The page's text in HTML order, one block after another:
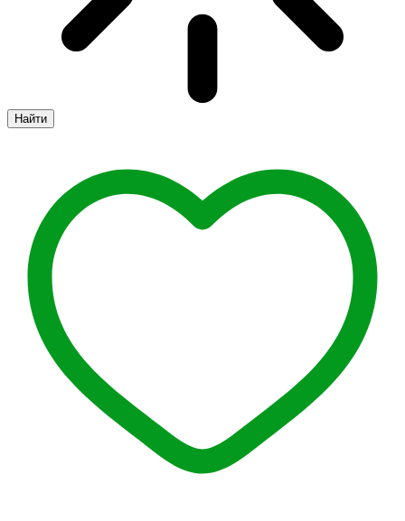
Найти